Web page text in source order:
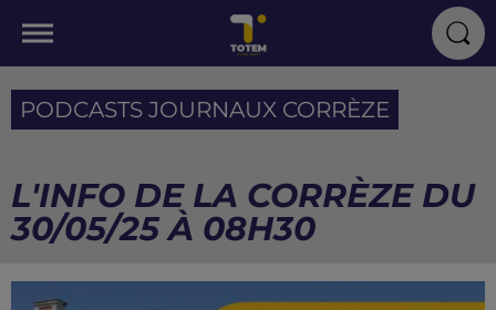
PODCASTS JOURNAUX CORRÈZE
L'INFO DE LA CORRÈZE DU
30/05/25 À 08H30